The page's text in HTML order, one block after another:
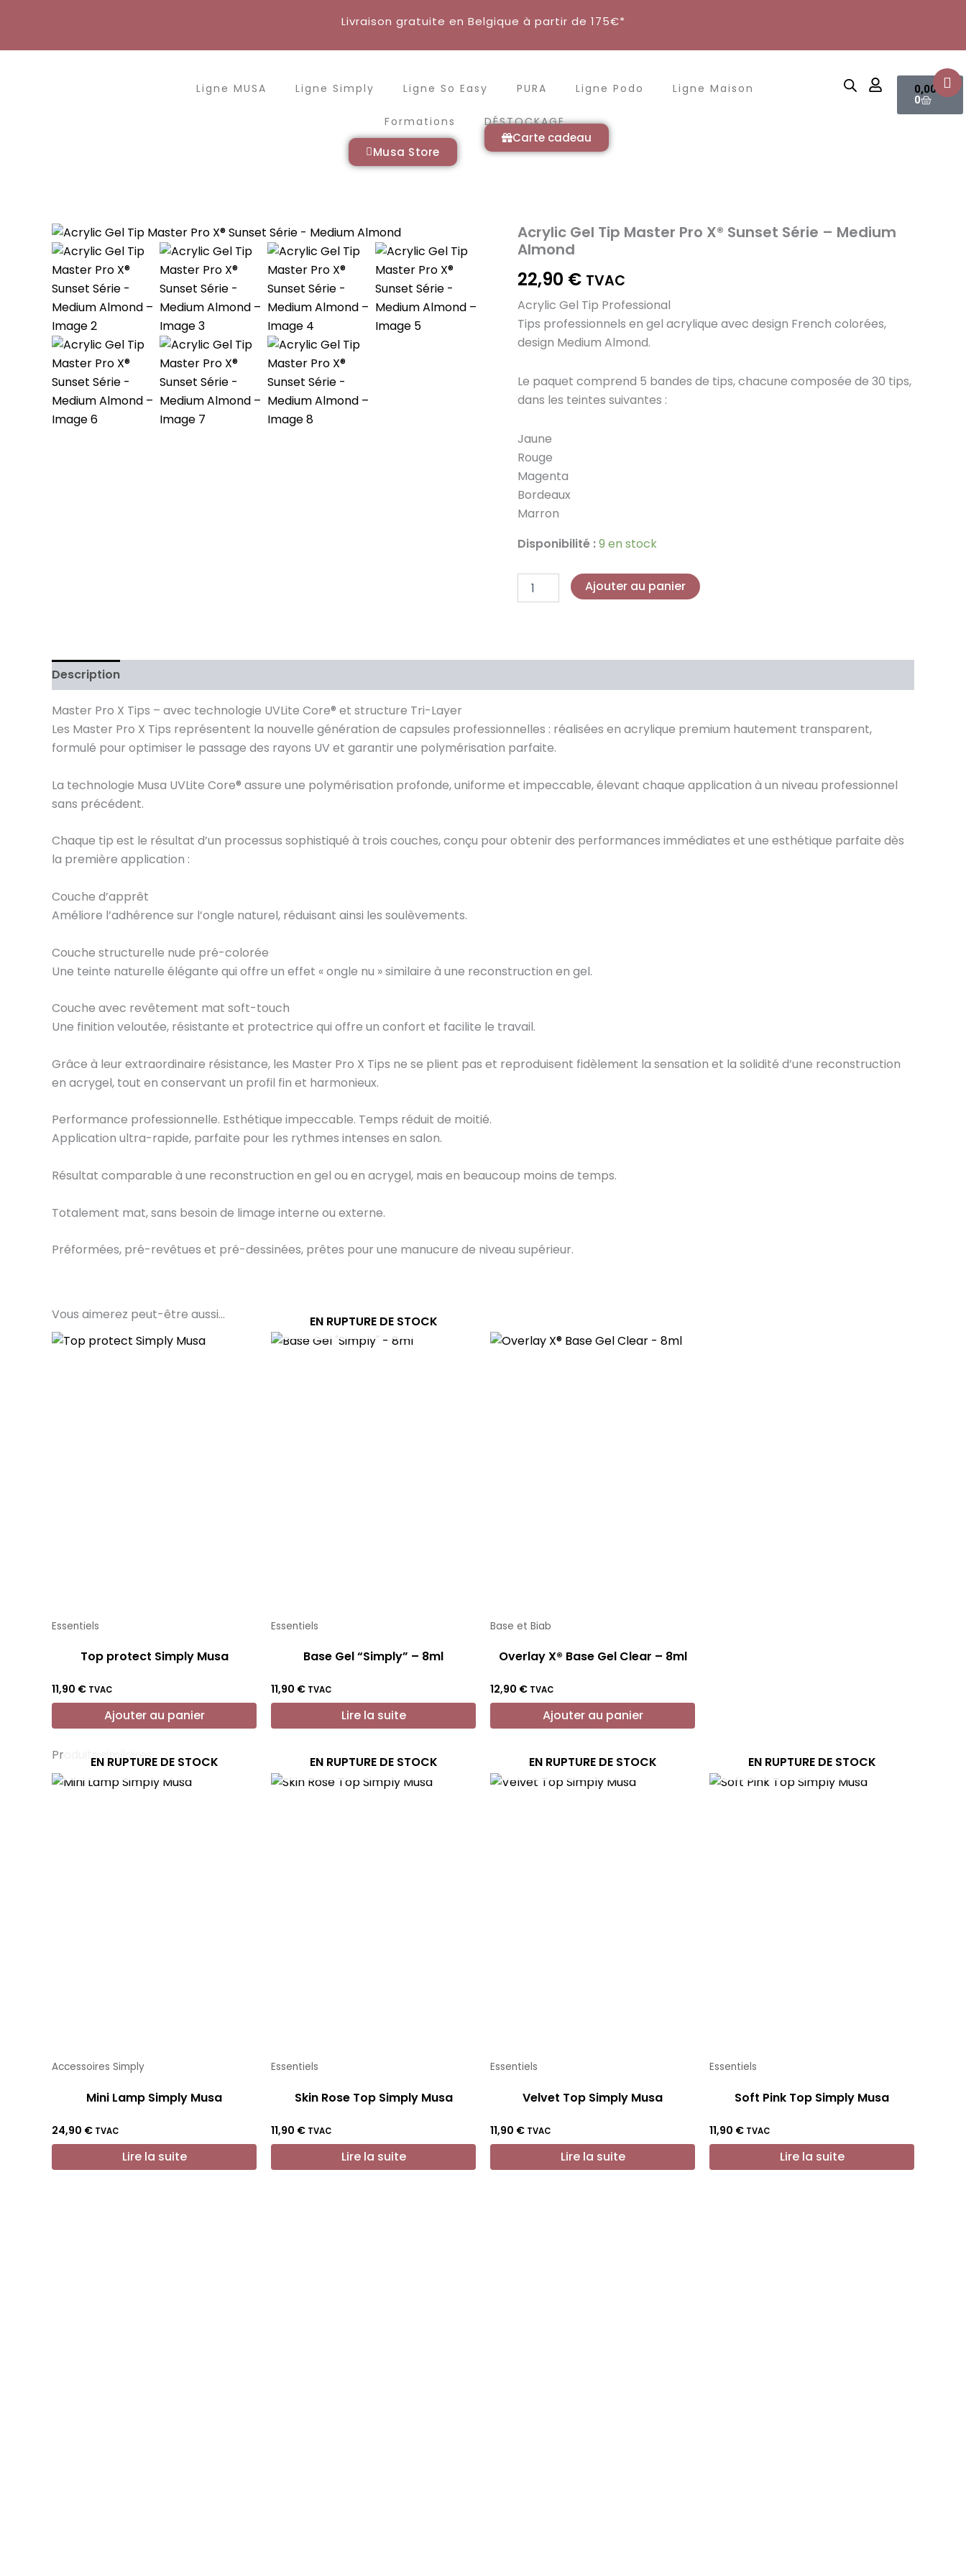
Livraison gratuite en Belgique à partir de 175€*
Ligne MUSA Ligne Simply Ligne So Easy PURA Ligne Podo Ligne Maison
Formations DÉSTOCKAGE
Musa Store
Carte cadeau
0,00
€
0
Panier
Acrylic Gel Tip Master Pro X® Sunset Série – Medium
Almond
22,90 € TVAC
Acrylic Gel Tip Professional
Tips professionnels en gel acrylique avec design French colorées,
design Medium Almond.
Le paquet comprend 5 bandes de tips, chacune composée de 30 tips,
dans les teintes suivantes :
Jaune
Rouge
Magenta
Bordeaux
Marron
Disponibilité :9 en stock
quantité
de
Acrylic
Gel
Tip
Master
Pro
X®
Sunset
Medium
Almond
Ajouter au panier
Description
Master Pro X Tips – avec technologie UVLite Core® et structure Tri-Layer
Les Master Pro X Tips représentent la nouvelle génération de capsules professionnelles : réalisées en acrylique premium hautement transparent,
formulé pour optimiser le passage des rayons UV et garantir une polymérisation parfaite.
La technologie Musa UVLite Core® assure une polymérisation profonde, uniforme et impeccable, élevant chaque application à un niveau professionnel
sans précédent.
Chaque tip est le résultat d’un processus sophistiqué à trois couches, conçu pour obtenir des performances immédiates et une esthétique parfaite dès
la première application :
Couche d’apprêt
Améliore l’adhérence sur l’ongle naturel, réduisant ainsi les soulèvements.
Couche structurelle nude pré-colorée
Une teinte naturelle élégante qui offre un effet « ongle nu » similaire à une reconstruction en gel.
Couche avec revêtement mat soft-touch
Une finition veloutée, résistante et protectrice qui offre un confort et facilite le travail.
Grâce à leur extraordinaire résistance, les Master Pro X Tips ne se plient pas et reproduisent fidèlement la sensation et la solidité d’une reconstruction
en acrygel, tout en conservant un profil fin et harmonieux.
Performance professionnelle. Esthétique impeccable. Temps réduit de moitié.
Application ultra-rapide, parfaite pour les rythmes intenses en salon.
Résultat comparable à une reconstruction en gel ou en acrygel, mais en beaucoup moins de temps.
Totalement mat, sans besoin de limage interne ou externe.
Préformées, pré-revêtues et pré-dessinées, prêtes pour une manucure de niveau supérieur.
Vous aimerez peut-être aussi…
Essentiels
Top protect Simply Musa
11,90 € TVAC
Ajouter au panier
EN RUPTURE DE STOCK
Essentiels
Base Gel “Simply” – 8ml
11,90 € TVAC
Lire la suite
Base et Biab
Overlay X® Base Gel Clear – 8ml
12,90 € TVAC
Ajouter au panier
Produits similaires
EN RUPTURE DE STOCK
Accessoires Simply
Mini Lamp Simply Musa
24,90 € TVAC
Lire la suite
EN RUPTURE DE STOCK
Essentiels
Skin Rose Top Simply Musa
11,90 € TVAC
Lire la suite
EN RUPTURE DE STOCK
Essentiels
Velvet Top Simply Musa
11,90 € TVAC
Lire la suite
EN RUPTURE DE STOCK
Essentiels
Soft Pink Top Simply Musa
11,90 € TVAC
Lire la suite